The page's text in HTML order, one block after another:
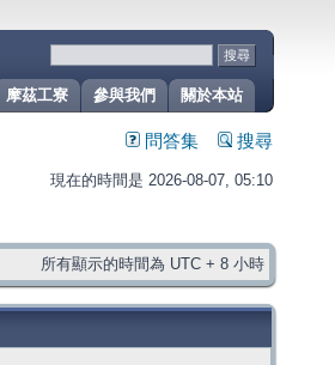
關於本站
參與我們
摩茲工寮
問答集 搜尋
現在的時間是 2026-08-07, 05:10
所有顯示的時間為 UTC + 8 小時